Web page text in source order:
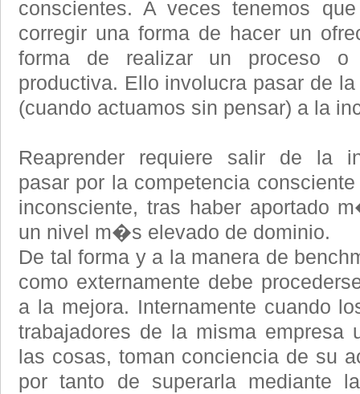
conscientes. A veces tenemos
corregir una forma de hacer un
forma de realizar un proceso
productiva. Ello involucra pasar de
(cuando actuamos sin pensar) a la
Reaprender requiere salir de la
pasar por la competencia
inconsciente, tras haber aportado
un nivel m�s elevado de dominio.
De tal forma y a la manera de
como externamente debe
a la mejora. Internamente cuando
trabajadores de la misma empresa
las cosas, toman conciencia de su
por tanto de superarla mediante